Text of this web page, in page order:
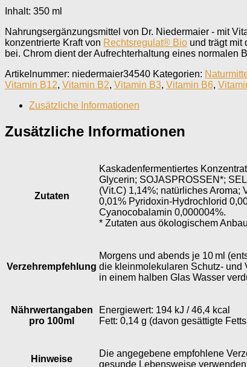
Inhalt: 350 ml
Nahrungsergänzungsmittel von Dr. Niedermaier - mit
konzentrierte Kraft von Rechtsregulat® Bio und trägt mit
bei. Chrom dient der Aufrechterhaltung eines
Artikelnummer: niedermaier34540 Kategorien:
Vitamin B12, Vitamin B2, Vitamin B3, Vitamin B6,
Zusätzliche Informationen
Zusätzliche Informationen
Zutaten
Kaskadenfermentiertes
Glycerin; SOJASPROSSEN*;
(Vit.C) 1,14%; natürliches Aroma;
0,01% Pyridoxin-Hydrochlorid
Cyanocobalamin 0,000004%.
* Zutaten aus ökologischem Anbau
Verzehrempfehlung
Morgens und abends je 10 ml
die kleinmolekularen Schutz- und
in einem halben Glas Wasser
Nährwert­angaben
pro 100ml
Energiewert: 194 kJ / 46,4 kcal
Fett: 0,14 g (davon gesättigte
Hinweise
Die angegebene empfohlene
gesunde Lebensweise